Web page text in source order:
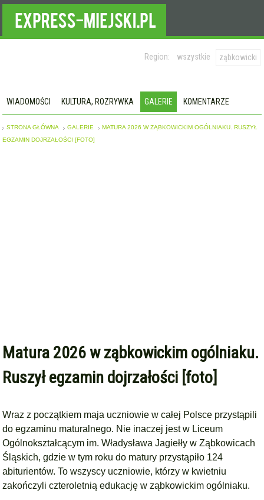
Region: wszystkie ząbkowicki
WIADOMOŚCI KULTURA, ROZRYWKA GALERIE KOMENTARZE
STRONA GŁÓWNA GALERIE
MATURA 2026 W ZĄBKOWICKIM OGÓLNIAKU. RUSZYŁ
EGZAMIN DOJRZAŁOŚCI [FOTO]
Matura 2026 w ząbkowickim ogólniaku.
Ruszył egzamin dojrzałości [foto]
Wraz z początkiem maja uczniowie w całej Polsce przystąpili
do egzaminu maturalnego. Nie inaczej jest w Liceum
Ogólnokształcącym im. Władysława Jagiełły w Ząbkowicach
Śląskich, gdzie w tym roku do matury przystąpiło 124
abiturientów. To wszyscy uczniowie, którzy w kwietniu
zakończyli czteroletnią edukację w ząbkowickim ogólniaku.